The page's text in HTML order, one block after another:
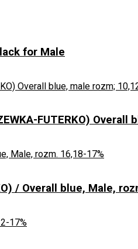
for Male
FUTERKO)
-17%
/ Overall blue, Male,
-17%